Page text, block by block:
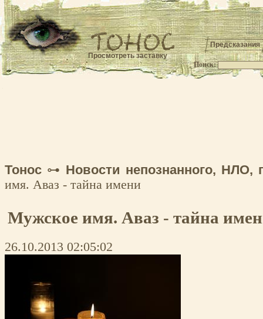
Предсказания
Поиск:
Тонос ⊶ Новости непознанного, НЛО,
имя. Аваз - тайна имени
Мужское имя. Аваз - тайна
26.10.2013 02:05:02
Просмотреть заставку